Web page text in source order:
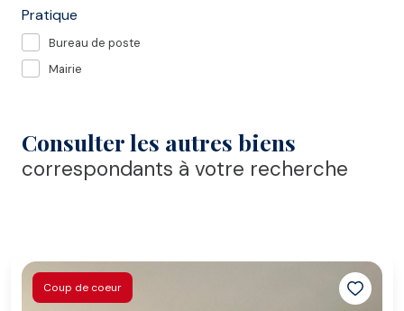
Pratique
Bureau de poste
Mairie
Consulter les autres biens
correspondants à votre recherche
Coup de coeur